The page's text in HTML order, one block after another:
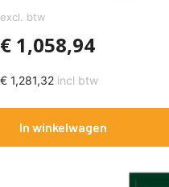
excl. btw
€ 1,058,94
€ 1,281,32 incl btw
In winkelwagen